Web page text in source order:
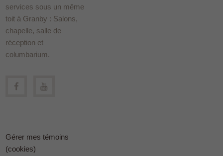
services sous un même
toit à Granby : Salons,
chapelle, salle de
réception et
columbarium.
Gérer mes témoins
(cookies)